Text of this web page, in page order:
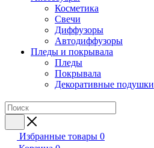
Косметика
Свечи
Диффузоры
Автодиффузоры
Пледы и покрывала
Пледы
Покрывала
Декоративные подушки
Избранные товары 0